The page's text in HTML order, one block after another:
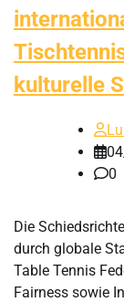
kulturelle
0
Die
durch globale
Table Tennis
Fairness sowie